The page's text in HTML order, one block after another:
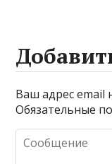
Ваш адрес email
Обязательные